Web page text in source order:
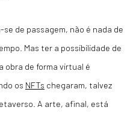
de passagem, não é nada de
Mas ter a possibilidade de
obra de forma virtual é
os NFTs chegaram, talvez
A arte, afinal, está